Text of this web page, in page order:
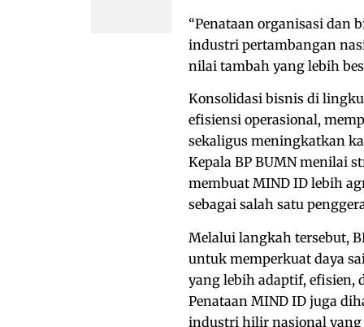
“Penataan organisasi dan
industri pertambangan
nilai tambah yang lebih
Konsolidasi bisnis di
efisiensi operasional,
sekaligus meningkatkan
Kepala BP BUMN menilai
membuat MIND ID lebih
sebagai salah satu
Melalui langkah tersebut,
untuk memperkuat daya
yang lebih adaptif, efisien,
Penataan MIND ID juga
industri hilir nasional